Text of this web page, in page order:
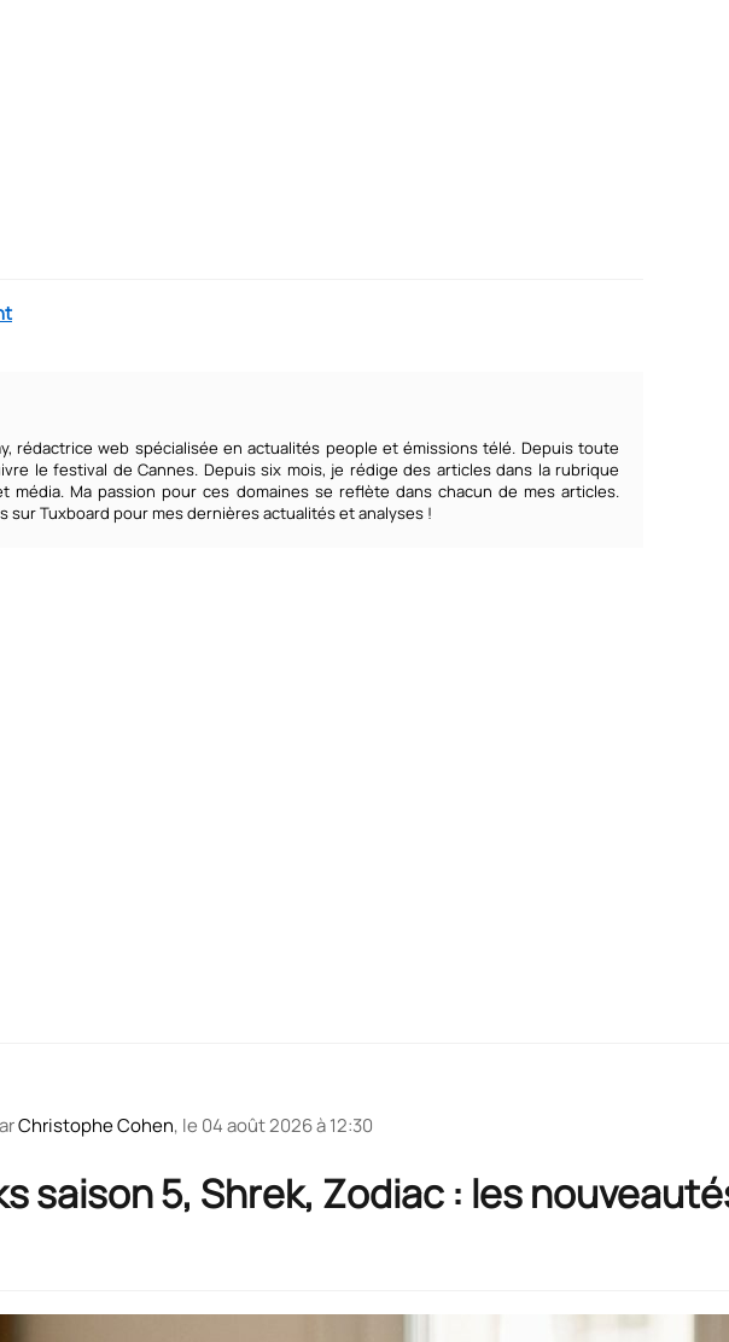
rédactrice web spécialisée en actualités people et émissions télé. Depuis toute
le festival de Cannes. Depuis six mois, je rédige des articles dans la rubrique
média. Ma passion pour ces domaines se reflète dans chacun de mes articles.
sur Tuxboard pour mes dernières actualités et analyses !
Christophe Cohen, le 04 août 2026 à 12:30
saison 5, Shrek, Zodiac : les